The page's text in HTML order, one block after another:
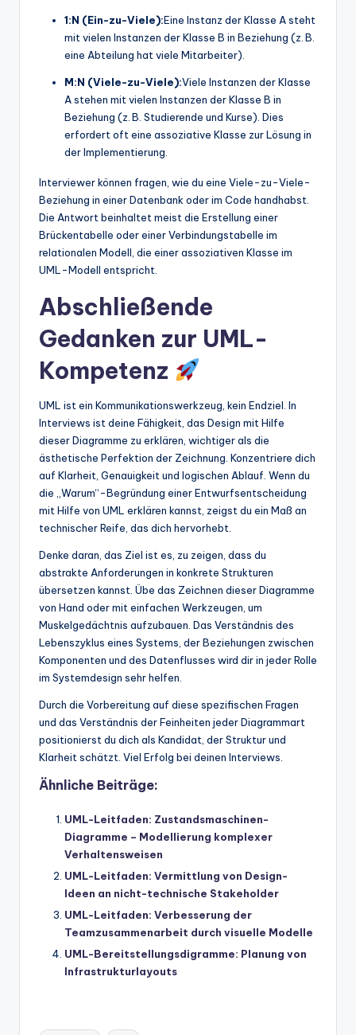
1:N (Ein-zu-Viele):Eine Instanz der Klasse A steht
mit vielen Instanzen der Klasse B in Beziehung (z. B.
eine Abteilung hat viele Mitarbeiter).
M:N (Viele-zu-Viele):Viele Instanzen der Klasse
A stehen mit vielen Instanzen der Klasse B in
Beziehung (z. B. Studierende und Kurse). Dies
erfordert oft eine assoziative Klasse zur Lösung in
der Implementierung.
Interviewer können fragen, wie du eine Viele-zu-Viele-
Beziehung in einer Datenbank oder im Code handhabst.
Die Antwort beinhaltet meist die Erstellung einer
Brückentabelle oder einer Verbindungstabelle im
relationalen Modell, die einer assoziativen Klasse im
UML-Modell entspricht.
Abschließende
Gedanken zur UML-
Kompetenz
UML ist ein Kommunikationswerkzeug, kein Endziel. In
Interviews ist deine Fähigkeit, das Design mit Hilfe
dieser Diagramme zu erklären, wichtiger als die
ästhetische Perfektion der Zeichnung. Konzentriere dich
auf Klarheit, Genauigkeit und logischen Ablauf. Wenn du
die „Warum“-Begründung einer Entwurfsentscheidung
mit Hilfe von UML erklären kannst, zeigst du ein Maß an
technischer Reife, das dich hervorhebt.
Denke daran, das Ziel ist es, zu zeigen, dass du
abstrakte Anforderungen in konkrete Strukturen
übersetzen kannst. Übe das Zeichnen dieser Diagramme
von Hand oder mit einfachen Werkzeugen, um
Muskelgedächtnis aufzubauen. Das Verständnis des
Lebenszyklus eines Systems, der Beziehungen zwischen
Komponenten und des Datenflusses wird dir in jeder Rolle
im Systemdesign sehr helfen.
Durch die Vorbereitung auf diese spezifischen Fragen
und das Verständnis der Feinheiten jeder Diagrammart
positionierst du dich als Kandidat, der Struktur und
Klarheit schätzt. Viel Erfolg bei deinen Interviews.
Ähnliche Beiträge:
UML-Leitfaden: Zustandsmaschinen-
Diagramme – Modellierung komplexer
Verhaltensweisen
UML-Leitfaden: Vermittlung von Design-
Ideen an nicht-technische Stakeholder
UML-Leitfaden: Verbesserung der
Teamzusammenarbeit durch visuelle Modelle
UML-Bereitstellungsdigramme: Planung von
Infrastrukturlayouts